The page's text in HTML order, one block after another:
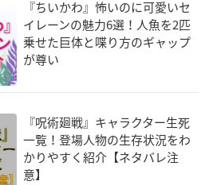
『ちいかわ』怖いのに可愛いセ
イレーンの魅力6選！人魚を2匹
乗せた巨体と喋り方のギャップ
が尊い
『呪術廻戦』キャラクター生死
一覧！登場人物の生存状況をわ
かりやすく紹介【ネタバレ注
意】